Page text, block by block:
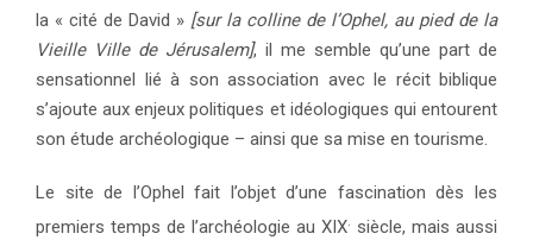
la « cité de David » [sur la colline de l’Ophel, au pied de la
Vieille Ville de Jérusalem], il me semble qu’une part de
sensationnel lié à son association avec le récit biblique
s’ajoute aux enjeux politiques et idéologiques qui entourent
son étude archéologique – ainsi que sa mise en tourisme.
Le site de l’Ophel fait l’objet d’une fascination dès les
premiers temps de l’archéologie au XIX. siècle, mais aussi